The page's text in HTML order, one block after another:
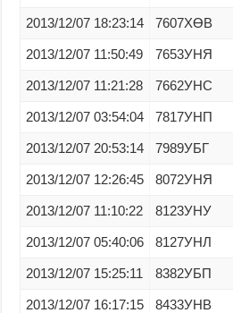
2013/12/07 18:23:14 7607ХӨВ
2013/12/07 11:50:49 7653УНЯ
2013/12/07 11:21:28 7662УНС
2013/12/07 03:54:04 7817УНП
2013/12/07 20:53:14 7989УБГ
2013/12/07 12:26:45 8072УНЯ
2013/12/07 11:10:22 8123УНУ
2013/12/07 05:40:06 8127УНЛ
2013/12/07 15:25:11 8382УБП
2013/12/07 16:17:15 8433УНВ